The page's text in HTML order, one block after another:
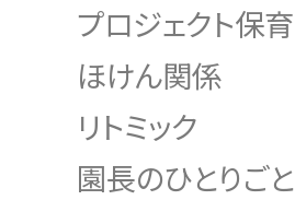
プロジェクト保育
ほけん関係
リトミック
園長のひとりごと